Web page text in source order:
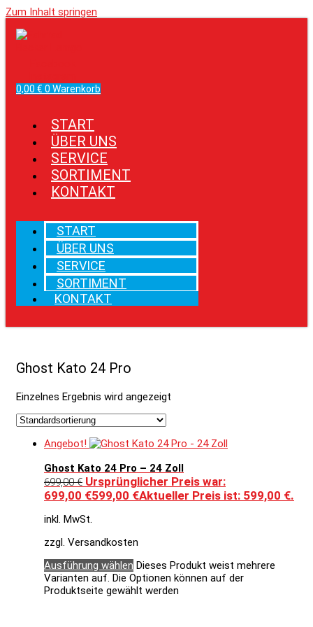
Zum Inhalt springen
0,00 € 0 Warenkorb
START
ÜBER UNS
SERVICE
SORTIMENT
KONTAKT
START
ÜBER UNS
SERVICE
SORTIMENT
KONTAKT
Ghost Kato 24 Pro
Einzelnes Ergebnis wird angezeigt
Angebot!
Ghost Kato 24 Pro – 24 Zoll
699,00€ Ursprünglicher Preis war:
699,00 €599,00 €Aktueller Preis ist: 599,00 €.
inkl. MwSt.
zzgl. Versandkosten
Ausführung wählen Dieses Produkt weist mehrere
Varianten auf. Die Optionen können auf der
Produktseite gewählt werden